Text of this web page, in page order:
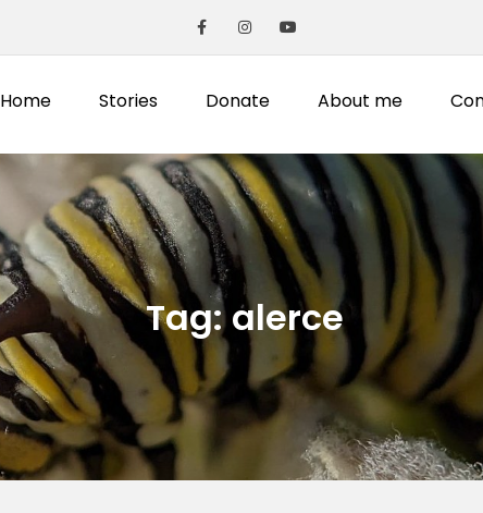
Home Stories Donate About me
Tag:alerce